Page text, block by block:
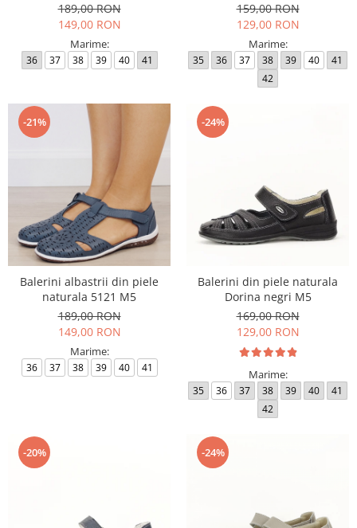
189,00 RON
149,00 RON
Marime:
36 37 38 39 40 41
159,00 RON
129,00 RON
Marime:
35 36 37 38 39 40
41
42
-21%
Balerini albastrii din piele
naturala 5121 M5
189,00 RON
149,00 RON
Marime:
36 37 38 39 40 41
-24%
Balerini din piele naturala
Dorina negri M5
169,00 RON
129,00 RON
Marime:
35 36 37 38 39 40
41
42
-20% -24%